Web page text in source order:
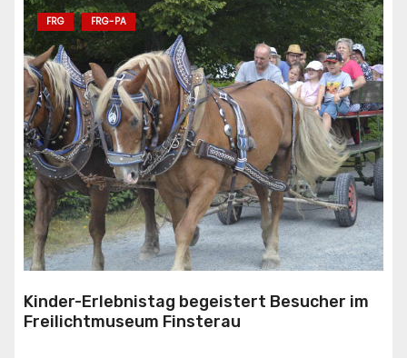
FRG FRG-PA
Kinder-Erlebnistag begeistert Besucher im
Freilichtmuseum Finsterau